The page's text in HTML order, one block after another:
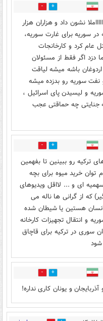
0
نشون داد و هزاران هزار
در سوریه برای غارت سوریه،
کرد و کارخانجات
دزد اگر فقط از مسئولان
اردوغان باشه میشه لیاقت
نفت سوریه رو بدزده میشه
و لیسیدن پای اسرائیل ،
80 درصد چه جنایتی چه حماقتی عجب
1
ترکیه رو ببینین تا بفهمین
توان خرید میوه برای بچه
ای و ... لااقل ویدیوهای
که از گرانی ها ناله می
انسان هستین یا شیطان شده
و انتقال تجهیزات کارخانه
سوری در ترکیه برای قاچاق
1
و یونان کاری نداره!